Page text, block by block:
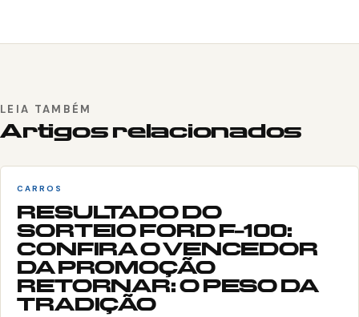
LEIA TAMBÉM
Artigos relacionados
CARROS
RESULTADO DO
SORTEIO FORD F-100:
CONFIRA O VENCEDOR
DA PROMOÇÃO
RETORNAR: O PESO DA
TRADIÇÃO